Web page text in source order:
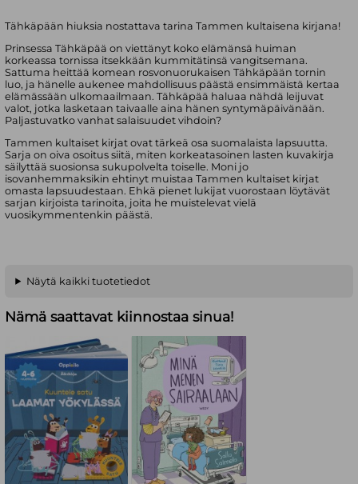
Tähkäpään hiuksia nostattava tarina Tammen kultaisena kirjana!
Prinsessa Tähkäpää on viettänyt koko elämänsä huiman
korkeassa tornissa itsekkään kummitätinsä vangitsemana.
Sattuma heittää komean rosvonuorukaisen Tähkäpään tornin
luo, ja hänelle aukenee mahdollisuus päästä ensimmäistä kertaa
elämässään ulkomaailmaan. Tähkäpää haluaa nähdä leijuvat
valot, jotka lasketaan taivaalle aina hänen syntymäpäivänään.
Paljastuvatko vanhat salaisuudet vihdoin?
Tammen kultaiset kirjat ovat tärkeä osa suomalaista lapsuutta.
Sarja on oiva osoitus siitä, miten korkeatasoinen lasten kuvakirja
säilyttää suosionsa sukupolvelta toiselle. Moni jo
isovanhemmaksikin ehtinyt muistaa Tammen kultaiset kirjat
omasta lapsuudestaan. Ehkä pienet lukijat vuorostaan löytävät
sarjan kirjoista tarinoita, joita he muistelevat vielä
vuosikymmentenkin päästä.
Näytä kaikki tuotetiedot
Nämä saattavat kiinnostaa sinua!